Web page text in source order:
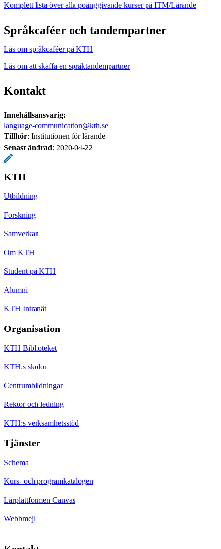
Komplett lista över alla poänggivande kurser på ITM/Lärande
Språkcaféer och tandempartner
Läs om språkcaféer på KTH
Läs om att skaffa en språktandempartner
Kontakt
Innehållsansvarig:
language-communication@kth.se
Tillhör: Institutionen för lärande
Senast ändrad: 2020-04-22
KTH
Utbildning
Forskning
Samverkan
Om KTH
Student på KTH
Alumni
KTH Intranät
Organisation
KTH Biblioteket
KTH:s skolor
Centrumbildningar
Rektor och ledning
KTH:s verksamhetsstöd
Tjänster
Schema
Kurs- och programkatalogen
Lärplattformen Canvas
Webbmejl